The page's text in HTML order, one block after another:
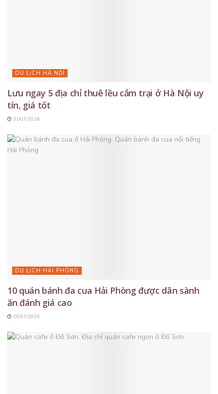
DU LỊCH HÀ NỘI
Lưu ngay 5 địa chỉ thuê lều cắm trại ở Hà Nội uy
tín, giá tốt
31/07/2026
DU LỊCH HẢI PHÒNG
10 quán bánh đa cua Hải Phòng được dân sành
ăn đánh giá cao
29/07/2026